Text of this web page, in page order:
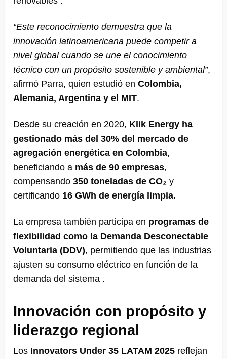
“Este reconocimiento demuestra que la
innovación latinoamericana puede competir a
nivel global cuando se une el conocimiento
técnico con un propósito sostenible y ambiental”,
afirmó Parra, quien estudió en Colombia,
Alemania, Argentina y el MIT.
Desde su creación en 2020, Klik Energy ha
gestionado más del 30% del mercado de
agregación energética en Colombia,
beneficiando a más de 90 empresas,
compensando 350 toneladas de CO₂ y
certificando 16 GWh de energía limpia.
La empresa también participa en programas de
flexibilidad como la Demanda Desconectable
Voluntaria (DDV), permitiendo que las industrias
ajusten su consumo eléctrico en función de la
demanda del sistema .
Innovación con propósito y
liderazgo regional
Los Innovators Under 35 LATAM 2025 reflejan